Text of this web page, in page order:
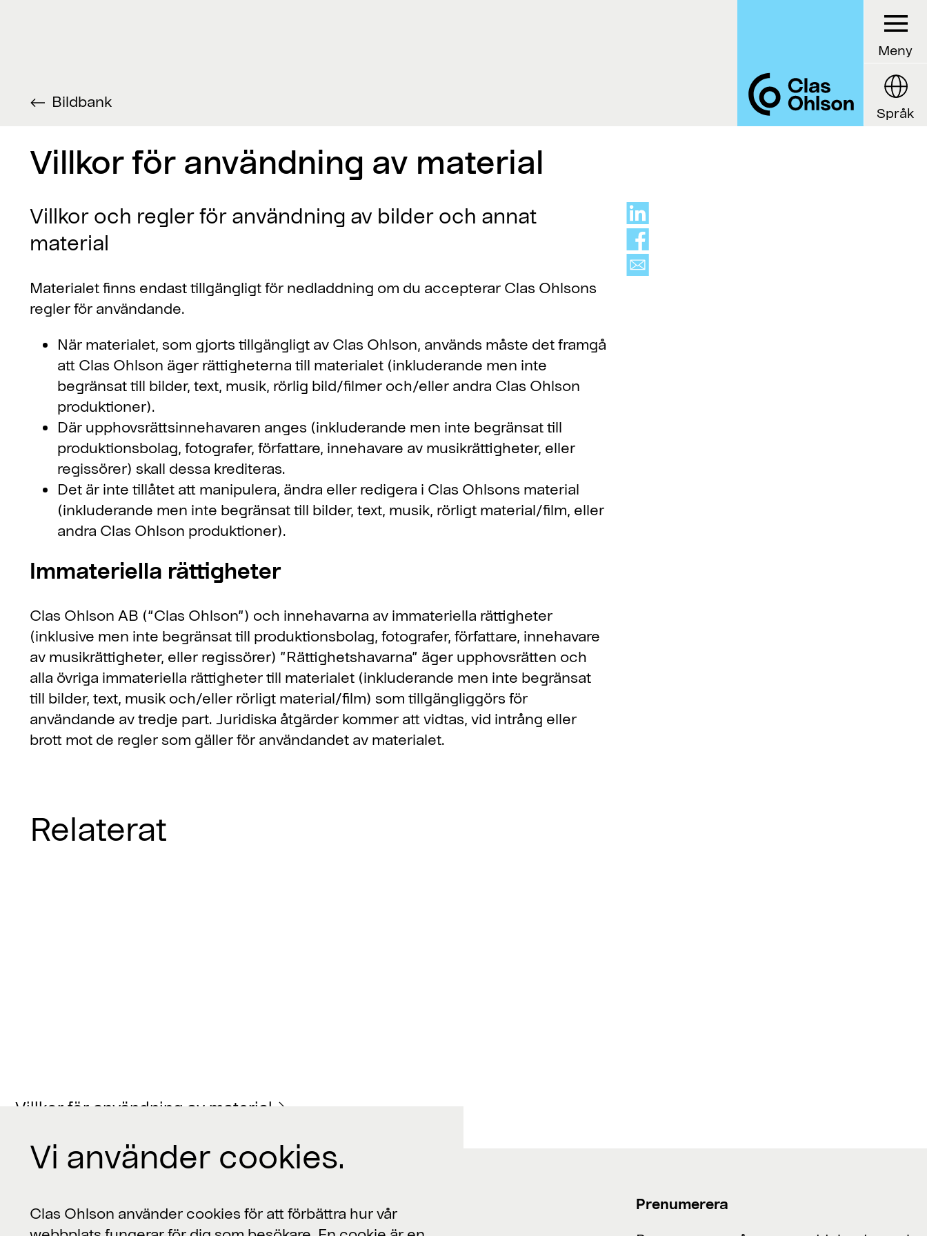
Bildbank
Villkor för användning av material
Villkor och regler för användning av bilder och annat
material
Materialet finns endast tillgängligt för nedladdning om du accepterar Clas Ohlsons
regler för användande.
När materialet, som gjorts tillgängligt av Clas Ohlson, används måste det framgå
att Clas Ohlson äger rättigheterna till materialet (inkluderande men inte
begränsat till bilder, text, musik, rörlig bild/filmer och/eller andra Clas Ohlson
produktioner).
Där upphovsrättsinnehavaren anges (inkluderande men inte begränsat till
produktionsbolag, fotografer, författare, innehavare av musikrättigheter, eller
regissörer) skall dessa krediteras.
Det är inte tillåtet att manipulera, ändra eller redigera i Clas Ohlsons material
(inkluderande men inte begränsat till bilder, text, musik, rörligt material/film, eller
andra Clas Ohlson produktioner).
Immateriella rättigheter
Clas Ohlson AB (“Clas Ohlson”) och innehavarna av immateriella rättigheter
(inklusive men inte begränsat till produktionsbolag, fotografer, författare, innehavare
av musikrättigheter, eller regissörer) ”Rättighetshavarna” äger upphovsrätten och
alla övriga immateriella rättigheter till materialet (inkluderande men inte begränsat
till bilder, text, musik och/eller rörligt material/film) som tillgängliggörs för
användande av tredje part. Juridiska åtgärder kommer att vidtas, vid intrång eller
brott mot de regler som gäller för användandet av materialet.
Relaterat
Villkor för användning av material
Meny
Språk
Jobba med oss
Prenumerera
Vi använder cookies.
Clas Ohlson använder cookies för att förbättra hur vår